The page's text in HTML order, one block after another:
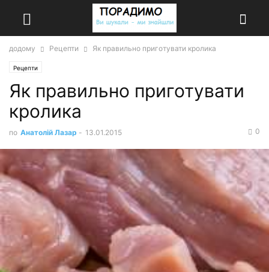
додому Рецепти Як правильно приготувати кролика
Рецепти
Як правильно приготувати
кролика
по Анатолій Лазар - 13.01.2015 0